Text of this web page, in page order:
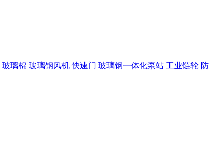
玻璃棉 玻璃钢风机 快速门 玻璃钢一体化泵站 工业链轮 防